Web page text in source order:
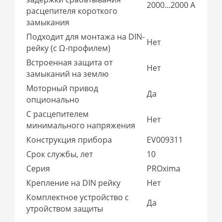
расцепителя короткого
замыкания
2000...2000 А
Подходит для монтажа на DIN-
рейку (с Ω-профилем)
Нет
Встроенная защита от
замыканий на землю
Нет
Моторный привод
опционально
Да
С расцепителем
минимального напряжения
Нет
Конструкция прибора
EV009311
Срок службы, лет
10
Серия
PROxima
Крепление на DIN рейку
Нет
Комплектное устройство с
утройством защиты
Да